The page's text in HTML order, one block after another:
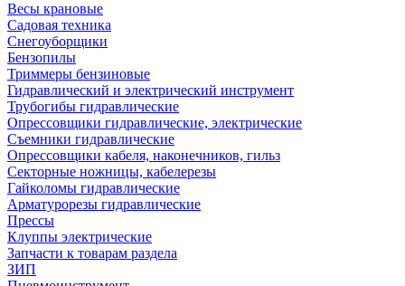
Весы крановые
Садовая техника
Снегоуборщики
Бензопилы
Триммеры бензиновые
Гидравлический и электрический инструмент
Трубогибы гидравлические
Опрессовщики гидравлические, электрические
Съемники гидравлические
Опрессовщики кабеля, наконечников, гильз
Секторные ножницы, кабелерезы
Гайколомы гидравлические
Арматурорезы гидравлические
Прессы
Клуппы электрические
Запчасти к товарам раздела
ЗИП